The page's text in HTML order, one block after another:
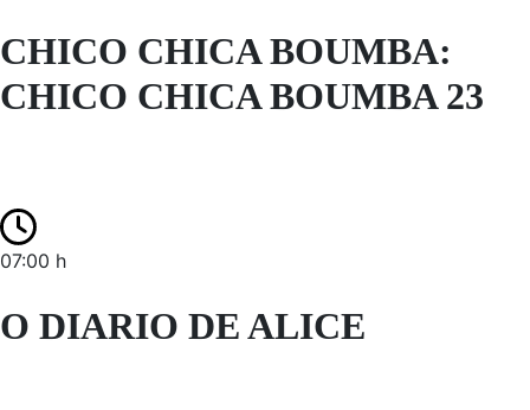
CHICO CHICA BOUMBA:
CHICO CHICA BOUMBA 23
07:00 h
O DIARIO DE ALICE